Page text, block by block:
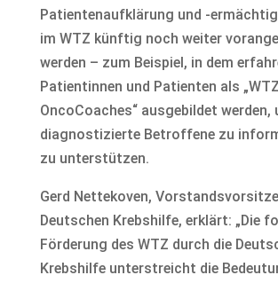
Patientenaufklärung und -
im WTZ künftig noch weiter
werden – zum Beispiel, in dem
Patientinnen und Patienten als „WTZ
OncoCoaches“ ausgebildet werden,
diagnostizierte Betroffene zu
zu unterstützen.
Gerd Nettekoven,
Deutschen Krebshilfe, erklärt: „Die
Förderung des WTZ durch die
Krebshilfe unterstreicht die